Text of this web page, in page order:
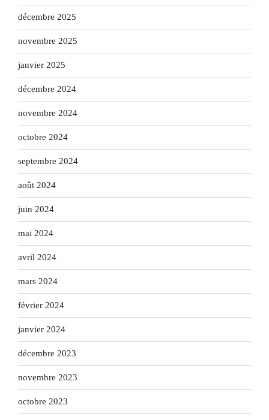
décembre 2025
novembre 2025
janvier 2025
décembre 2024
novembre 2024
octobre 2024
septembre 2024
août 2024
juin 2024
mai 2024
avril 2024
mars 2024
février 2024
janvier 2024
décembre 2023
novembre 2023
octobre 2023